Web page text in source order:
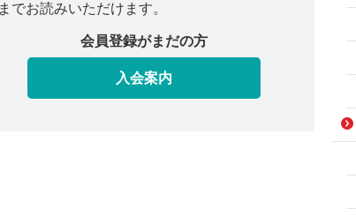
でお読みいただけます。
会員登録がまだの方
入会案内